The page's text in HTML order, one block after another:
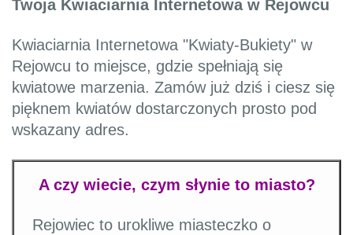
Twoja Kwiaciarnia Internetowa w Rejowcu
Kwiaciarnia Internetowa "Kwiaty-Bukiety" w
Rejowcu to miejsce, gdzie spełniają się
kwiatowe marzenia. Zamów już dziś i ciesz się
pięknem kwiatów dostarczonych prosto pod
wskazany adres.
A czy wiecie, czym słynie to miasto?
Rejowiec to urokliwe miasteczko o